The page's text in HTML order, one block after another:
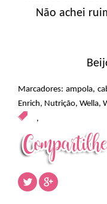
Não achei
Marcadores: ampola,
Enrich, Nutrição, Wella,
,